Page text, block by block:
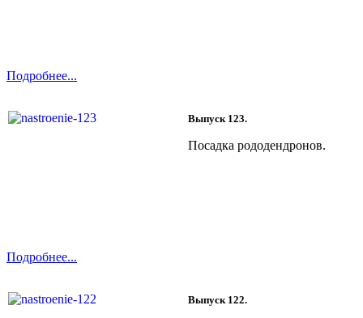
Подробнее...
Выпуск 123.
Посадка рододендронов.
Подробнее...
Выпуск 122.